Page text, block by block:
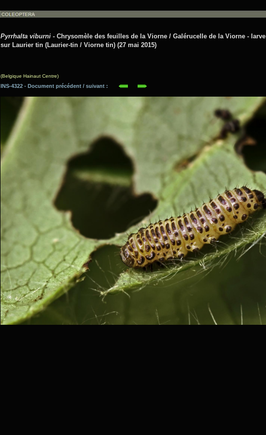
Pyrrhalta viburni - Chrysomèle des feuilles de la Viorne / Galérucelle de la Viorne - larve
sur Laurier tin (Laurier-tin / Viorne tin) (27 mai 2015)
(Belgique Hainaut Centre)
INS-4322 - Document précédent / suivant :